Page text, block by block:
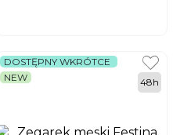
DOSTĘPNY WKRÓTCE
NEW
48h